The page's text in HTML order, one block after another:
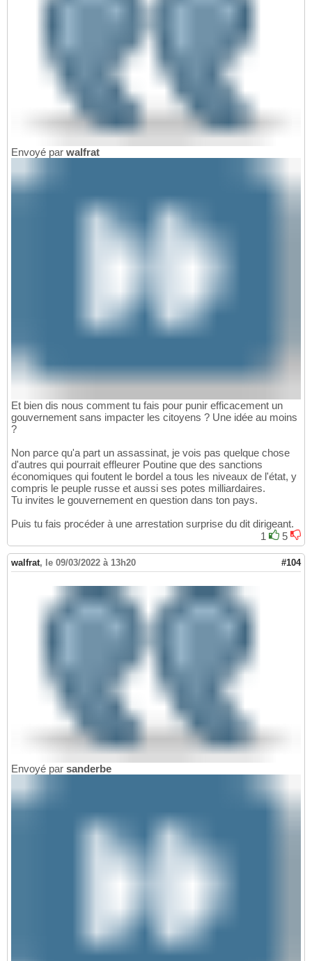
Envoyé par walfrat
Et bien dis nous comment tu fais pour punir efficacement un
gouvernement sans impacter les citoyens ? Une idée au moins
?
Non parce qu'a part un assassinat, je vois pas quelque chose
d'autres qui pourrait effleurer Poutine que des sanctions
économiques qui foutent le bordel a tous les niveaux de l'état, y
compris le peuple russe et aussi ses potes milliardaires.
Tu invites le gouvernement en question dans ton pays.
Puis tu fais procéder à une arrestation surprise du dit dirigeant.
1
5
walfrat, le 09/03/2022 à 13h20 #104
Envoyé par sanderbe